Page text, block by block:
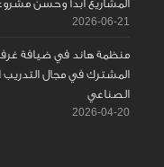
المشاريع ابدأ وحسّن
2026-06-21
منظمة هاند في ضيافة
المشترك في مجال
الصناعي
2026-04-20